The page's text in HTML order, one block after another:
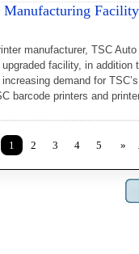
Manufacturing
manufacturer, TSC
facility, in addition
demand for
barcode printers and
1 2 3 4 5 »